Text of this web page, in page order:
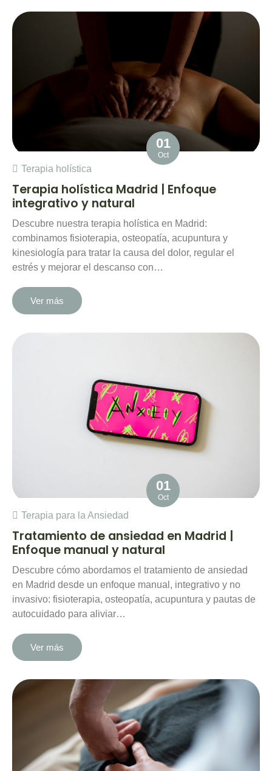
01
Oct
Terapia holística
Terapia holística Madrid | Enfoque
integrativo y natural
Descubre nuestra terapia holística en Madrid:
combinamos fisioterapia, osteopatía, acupuntura y
kinesiología para tratar la causa del dolor, regular el
estrés y mejorar el descanso con…
Ver más
01
Oct
Terapia para la Ansiedad
Tratamiento de ansiedad en Madrid |
Enfoque manual y natural
Descubre cómo abordamos el tratamiento de ansiedad
en Madrid desde un enfoque manual, integrativo y no
invasivo: fisioterapia, osteopatía, acupuntura y pautas de
autocuidado para aliviar…
Ver más